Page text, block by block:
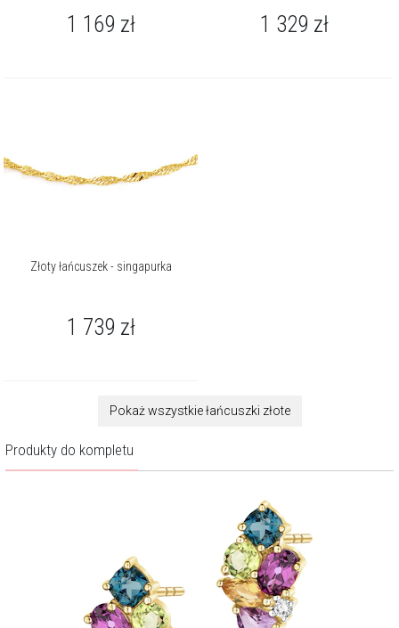
1 169 zł 1 329 zł
Złoty łańcuszek - singapurka
1 739 zł
Pokaż wszystkie łańcuszki złote
Produkty do kompletu